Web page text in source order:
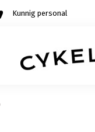
Kunnig personal